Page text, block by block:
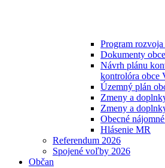
Program
Dokumenty obce
Návrh plánu
kontrolóra obce
Územný plán
Zmeny a
Zmeny a
Obecné
Hlásenie MR
Referendum 2026
Spojené voľby 2026
Občan